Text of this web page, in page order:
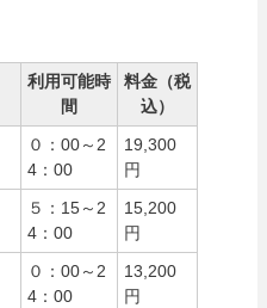
利用可能時
間
料金（税
込）
０：00～2
4：00
19,300
円
５：15～2
4：00
15,200
円
０：00～2
4：00
13,200
円